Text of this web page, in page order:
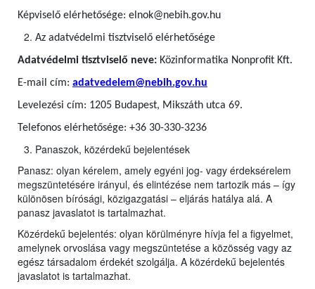
Képviselő elérhetősége: elnok@nebih.gov.hu
Az adatvédelmi tisztviselő elérhetősége
Adatvédelmi tisztviselő neve: Közinformatika Nonprofit Kft.
E-mail cím: adatvedelem@nebih.gov.hu
Levelezési cím: 1205 Budapest, Mikszáth utca 69.
Telefonos elérhetősége: +36 30-330-3236
Panaszok, közérdekű bejelentések
Panasz: olyan kérelem, amely egyéni jog- vagy érdeksérelem
megszüntetésére irányul, és elintézése nem tartozik más – így
különösen bírósági, közigazgatási – eljárás hatálya alá. A
panasz javaslatot is tartalmazhat.
Közérdekű bejelentés: olyan körülményre hívja fel a figyelmet,
amelynek orvoslása vagy megszüntetése a közösség vagy az
egész társadalom érdekét szolgálja. A közérdekű bejelentés
javaslatot is tartalmazhat.